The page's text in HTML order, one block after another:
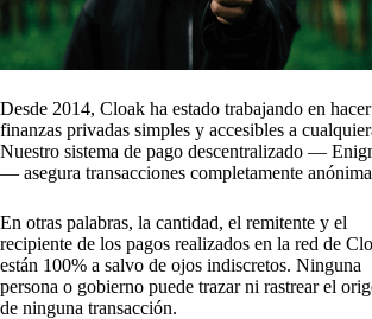
Desde 2014, Cloak ha estado trabajando en
finanzas privadas simples y accesibles a
Nuestro sistema de pago descentralizado —
— asegura transacciones completamente
En otras palabras, la cantidad, el remitente y el
recipiente de los pagos realizados en la red de
están 100% a salvo de ojos indiscretos. Ninguna
persona o gobierno puede trazar ni rastrear el
de ninguna transacción.